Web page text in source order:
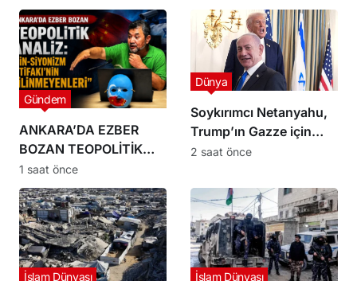
ANKARA’DA EZBER
BOZAN TEOPOLİTİK
ANALİZ: “ÇİN-
SİYONİZM İTTİFAKI’NİN
BİLİNMEYENLERİ”
Gündem
1 saat önce
Soykırımcı Netanyahu,
Trump’ın Gazze için
hazırladığı 15 maddelik
söyledi
Dünya
2 saat önce
İslam Dünyası İslam Dünyası